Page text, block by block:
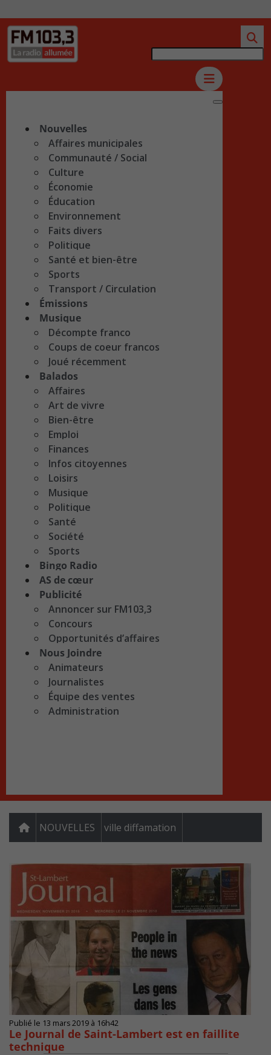
Nouvelles
Affaires municipales
Communauté / Social
Culture
Économie
Éducation
Environnement
Faits divers
Politique
Santé et bien-être
Sports
Transport / Circulation
Émissions
Musique
Décompte franco
Coups de coeur francos
Joué récemment
Balados
Affaires
Art de vivre
Bien-être
Emploi
Finances
Infos citoyennes
Loisirs
Musique
Politique
Santé
Société
Sports
Bingo Radio
AS de cœur
Publicité
Annoncer sur FM103,3
Concours
Opportunités d’affaires
Nous Joindre
Animateurs
Journalistes
Équipe des ventes
Administration
NOUVELLES ville diffamation
Publié le 13 mars 2019 à 16h42
Le Journal de Saint-Lambert est en faillite
technique